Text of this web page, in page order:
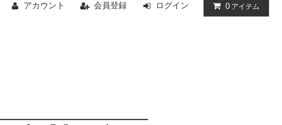
アカウント 会員登録 ログイン 0 アイテム